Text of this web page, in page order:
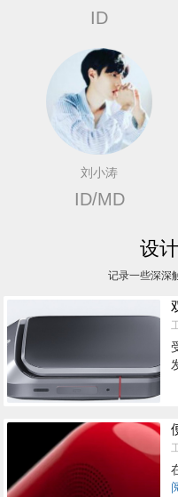
ID
刘小涛
ID/MD
设
记录一些深深